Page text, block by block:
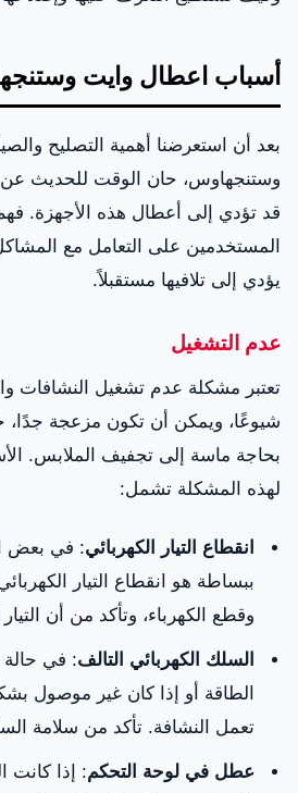
أسباب اعطال وايت
بعد أن استعرضنا أهمية التصليح
وستنجهاوس، حان الوقت للحديث عن
قد تؤدي إلى أعطال هذه الأجهزة.
المستخدمين على التعامل مع
يؤدي إلى تلافيها مستقبلاً.
عدم التشغيل
تعتبر مشكلة عدم تشغيل النشافات
شيوعًا، ويمكن أن تكون مزعجة جدًا،
بحاجة ماسة إلى تجفيف الملابس.
لهذه المشكلة تشمل:
انقطاع التيار الكهربائي: في بعض
ببساطة هو انقطاع التيار
وقطع الكهرباء، وتأكد من أن
السلك الكهربائي التالف: في
الطاقة أو إذا كان غير موصول
تعمل النشافة. تأكد من سلامة
عطل في لوحة التحكم : إذا كانت